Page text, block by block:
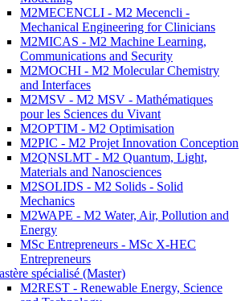
M2MECENCLI - M2 Mecencli -
Mechanical Engineering for Clinicians
M2MICAS - M2 Machine Learning,
Communications and Security
M2MOCHI - M2 Molecular Chemistry
and Interfaces
M2MSV - M2 MSV - Mathématiques
pour les Sciences du Vivant
M2OPTIM - M2 Optimisation
M2PIC - M2 Projet Innovation Conception
M2QNSLMT - M2 Quantum, Light,
Materials and Nanosciences
M2SOLIDS - M2 Solids - Solid
Mechanics
M2WAPE - M2 Water, Air, Pollution and
Energy
MSc Entrepreneurs - MSc X-HEC
Entrepreneurs
spécialisé (Master)
M2REST - Renewable Energy, Science